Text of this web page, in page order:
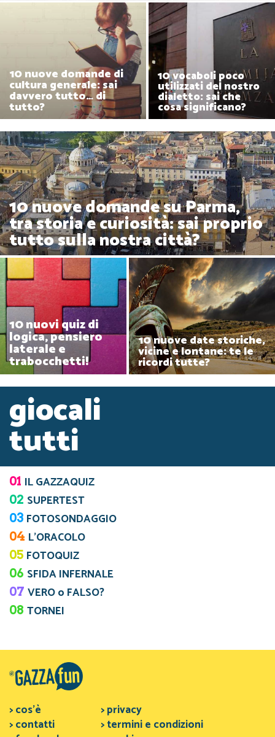
10 nuove domande di
cultura generale: sai
davvero tutto… di
tutto?
10 vocaboli poco
utilizzati del nostro
dialetto: sai che
cosa significano?
10 nuove domande su Parma,
tra storia e curiosità: sai proprio
tutto sulla nostra città?
10 nuovi quiz di
logica, pensiero
laterale e
trabocchetti!
10 nuove date storiche,
vicine e lontane: te le
ricordi tutte?
giocali
tutti
01 IL GAZZAQUIZ
02 SUPERTEST
03 FOTOSONDAGGIO
04 L’ORACOLO
05 FOTOQUIZ
06 SFIDA INFERNALE
07 VERO o FALSO?
08 TORNEI
> cos'è
> contatti
> privacy
> termini e condizioni